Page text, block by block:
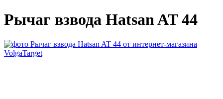
Рычаг взвода Hatsan AT 44